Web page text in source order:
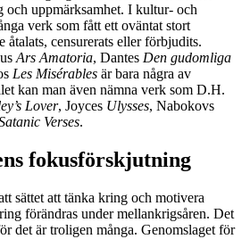
och uppmärksamhet. I kultur- och
verk som fått ett oväntat stort
åtalats, censurerats eller förbjudits.
Ars Amatoria, Dantes Den gudomliga
Les Misérables är bara några av
kan man även nämna verk som D.H.
Lover, Joyces Ulysses, Nabokovs
Verses.
fokusförskjutning
sättet att tänka kring och motivera
förändras under mellankrigsåren. Det
det är troligen många. Genomslaget för